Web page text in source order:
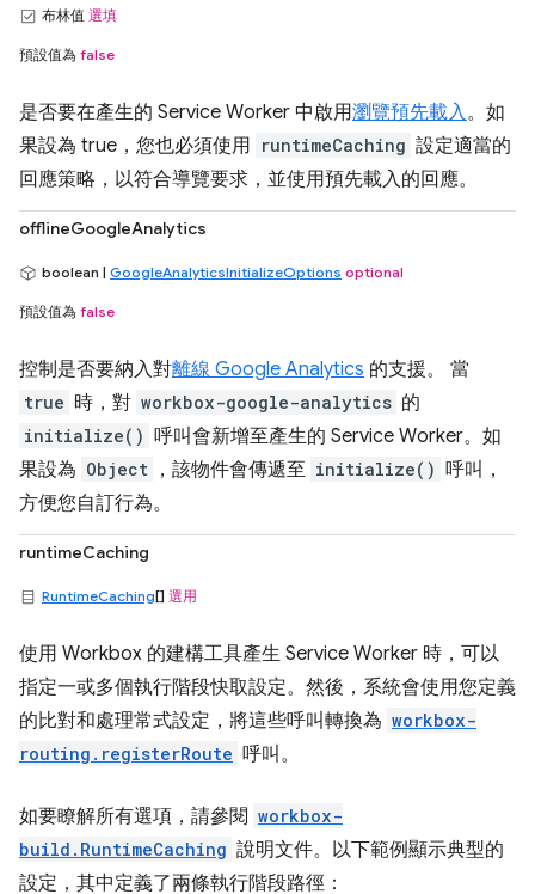
布林值 選填
預設值為 false
是否要在產生的 Service Worker 中啟用瀏覽預先載入。如
果設為 true，您也必須使用 runtimeCaching 設定適當的
回應策略，以符合導覽要求，並使用預先載入的回應。
offlineGoogleAnalytics
boolean | GoogleAnalyticsInitializeOptions optional
預設值為 false
控制是否要納入對離線 Google Analytics 的支援。 當
true 時，對 workbox-google-analytics 的
initialize() 呼叫會新增至產生的 Service Worker。如
果設為 Object ，該物件會傳遞至 initialize() 呼叫，
方便您自訂行為。
runtimeCaching
RuntimeCaching[] 選用
使用 Workbox 的建構工具產生 Service Worker 時，可以
指定一或多個執行階段快取設定。然後，系統會使用您定義
的比對和處理常式設定，將這些呼叫轉換為 workbox-
routing.registerRoute 呼叫。
如要瞭解所有選項，請參閱 workbox-
build.RuntimeCaching 說明文件。以下範例顯示典型的
設定，其中定義了兩條執行階段路徑：